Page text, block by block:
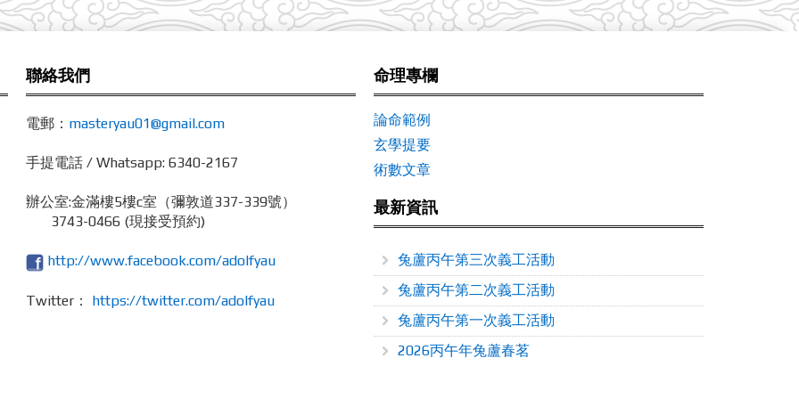
聯絡我們
電郵： masteryau01@gmail.com
手提電話 / Whatsapp: 6340-2167
辦公室:金滿樓5樓c室（彌敦道337-339號）
3743-0466 (現接受預約)
http://www.facebook.com/adolfyau
Twitter： https://twitter.com/adolfyau
命理專欄
論命範例
玄學提要
術數文章
最新資訊
兔蘆丙午第三次義工活動
兔蘆丙午第二次義工活動
兔蘆丙午第一次義工活動
2026丙午年兔蘆春茗